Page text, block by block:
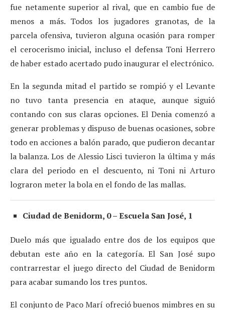
fue netamente superior al rival, que en cambio fue de
menos a más. Todos los jugadores granotas, de la
parcela ofensiva, tuvieron alguna ocasión para romper
el cerocerismo inicial, incluso el defensa Toni Herrero
de haber estado acertado pudo inaugurar el electrónico.
En la segunda mitad el partido se rompió y el Levante
no tuvo tanta presencia en ataque, aunque siguió
contando con sus claras opciones. El Denia comenzó a
generar problemas y dispuso de buenas ocasiones, sobre
todo en acciones a balón parado, que pudieron decantar
la balanza. Los de Alessio Lisci tuvieron la última y más
clara del periodo en el descuento, ni Toni ni Arturo
lograron meter la bola en el fondo de las mallas.
Ciudad de Benidorm, 0 – Escuela San José, 1
Duelo más que igualado entre dos de los equipos que
debutan este año en la categoría. El San José supo
contrarrestar el juego directo del Ciudad de Benidorm
para acabar sumando los tres puntos.
El conjunto de Paco Marí ofreció buenos mimbres en su